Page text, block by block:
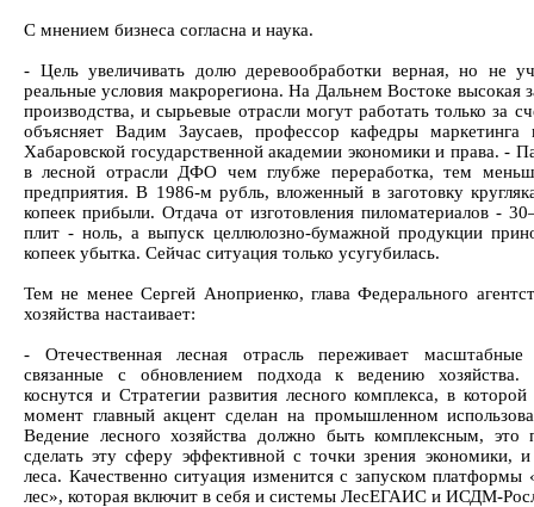
С мнением бизнеса согласна и наука.
- Цель увеличивать долю деревообработки верная, но не
реальные условия макрорегиона. На Дальнем Востоке высокая
производства, и сырьевые отрасли могут работать только за
объясняет Вадим Заусаев, профессор кафедры маркетинга
Хабаровской государственной академии экономики и права. -
в лесной отрасли ДФО чем глубже переработка, тем
предприятия. В 1986-м рубль, вложенный в заготовку
копеек прибыли. Отдача от изготовления пиломатериалов -
плит - ноль, а выпуск целлюлозно-бумажной продукции
копеек убытка. Сейчас ситуация только усугубилась.
Тем не менее Сергей Аноприенко, глава Федерального
хозяйства настаивает:
- Отечественная лесная отрасль переживает масштабные
связанные с обновлением подхода к ведению хозяйства.
коснутся и Стратегии развития лесного комплекса, в
момент главный акцент сделан на промышленном
Ведение лесного хозяйства должно быть комплексным, это
сделать эту сферу эффективной с точки зрения экономики, и
леса. Качественно ситуация изменится с запуском
лес», которая включит в себя и системы ЛесЕГАИС и ИСДМ-